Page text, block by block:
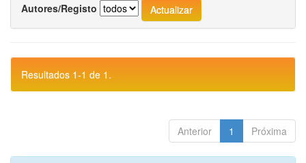
Autores/Registo
Resultados 1-1 de 1.
Anterior 1 Próxima